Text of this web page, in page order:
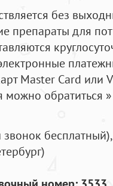
без
препараты для
Master Card или
можно обратиться
звонок бесплатный),